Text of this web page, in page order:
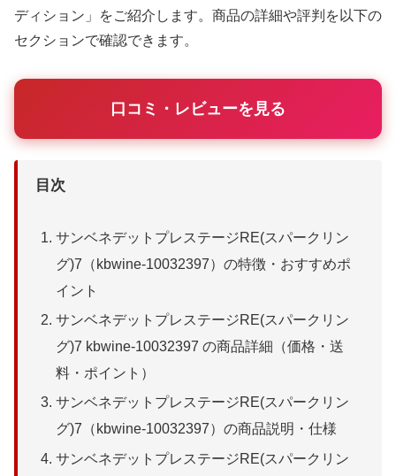
ディション」をご紹介します。商品の詳細や評判を以下の
セクションで確認できます。
口コミ・レビューを見る
目次
サンベネデットプレステージRE(スパークリン
グ)7（kbwine-10032397）の特徴・おすすめポ
イント
サンベネデットプレステージRE(スパークリン
グ)7 kbwine-10032397 の商品詳細（価格・送
料・ポイント）
サンベネデットプレステージRE(スパークリン
グ)7（kbwine-10032397）の商品説明・仕様
サンベネデットプレステージRE(スパークリン